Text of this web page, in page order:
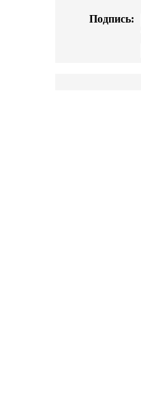
Подпись: